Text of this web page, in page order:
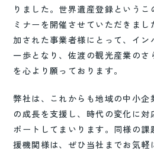
りました。世界遺産登録という
ミナーを開催させていただきま
加された事業者様にとって、イン
一歩となり、佐渡の観光産業のさ
を心より願っております。
弊社は、これからも地域の中小
の成長を支援し、時代の変化に対
ポートしてまいります。同様の
援機関様は、ぜひ当社までお気軽